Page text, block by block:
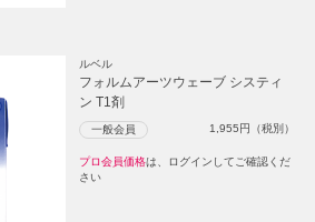
ルベル
フォルムアーツウェーブ システィ
ン T1剤
一般会員 1,955円（税別）
プロ会員価格は、ログインしてご確認くだ
さい